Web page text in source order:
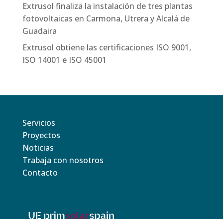
Extrusol finaliza la instalación de tres plantas
fotovoltaicas en Carmona, Utrera y Alcalá de
Guadaira
Extrusol obtiene las certificaciones ISO 9001,
ISO 14001 e ISO 45001
Servicios
Proyectos
Noticias
Trabaja con nosotros
Contacto